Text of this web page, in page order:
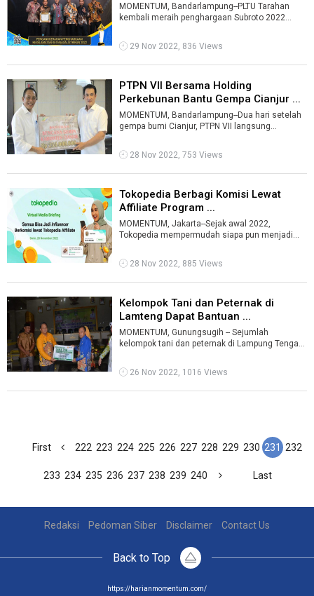
MOMENTUM, Bandarlampung--PLTU Tarahan
kembali meraih penghargaan Subroto 2022
S ...
29 Nov 2022, 836 Views
PTPN VII Bersama Holding
Perkebunan Bantu Gempa Cianjur ...
MOMENTUM, Bandarlampung--Dua hari setelah
gempa bumi Cianjur, PTPN VII langsung
...
28 Nov 2022, 753 Views
Tokopedia Berbagi Komisi Lewat
Affiliate Program ...
MOMENTUM, Jakarta--Sejak awal 2022,
Tokopedia mempermudah siapa pun menjadi
mempromo ...
28 Nov 2022, 885 Views
Kelompok Tani dan Peternak di
Lamteng Dapat Bantuan ...
MOMENTUM, Gunungsugih -- Sejumlah
kelompok tani dan peternak di Lampung Tengah
da ...
26 Nov 2022, 1016 Views
First 222 223 224 225 226 227 228 229 230 231 232
233 234 235 236 237 238 239 240 Last
Redaksi Pedoman Siber Disclaimer Contact Us
Back to Top
https://harianmomentum.com/